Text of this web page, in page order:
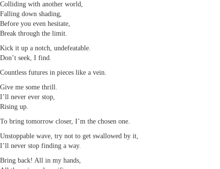
Colliding with another world,
Falling down shading,
Before you even hesitate,
Break through the limit.
Kick it up a notch, undefeatable.
Don’t seek, I find.
Countless futures in pieces like a vein.
Give me some thrill.
I’ll never ever stop,
Rising up.
To bring tomorrow closer, I’m the chosen one.
Unstoppable wave, try not to get swallowed by it,
I’ll never stop finding a way.
Bring back! All in my hands,